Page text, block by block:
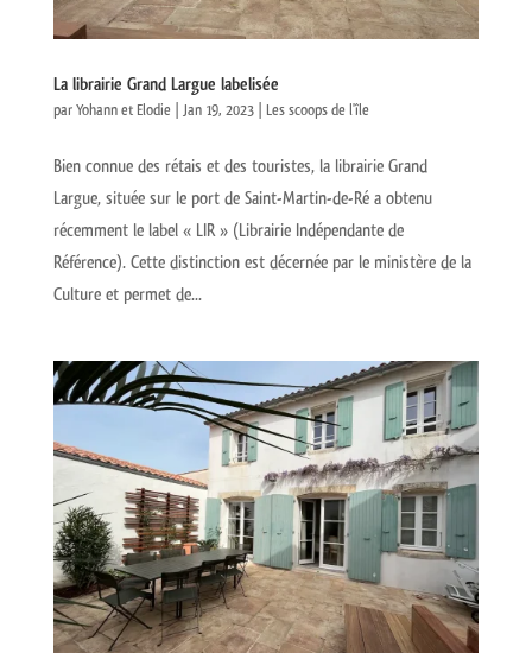
La librairie Grand Largue labelisée
parYohann et Elodie| Jan 19, 2023| Les scoops de l'île
Bien connue des rétais et des touristes, la librairie Grand
Largue, située sur le port de Saint-Martin-de-Ré a obtenu
récemment le label « LIR » (Librairie Indépendante de
Référence). Cette distinction est décernée par le ministère de la
Culture et permet de...